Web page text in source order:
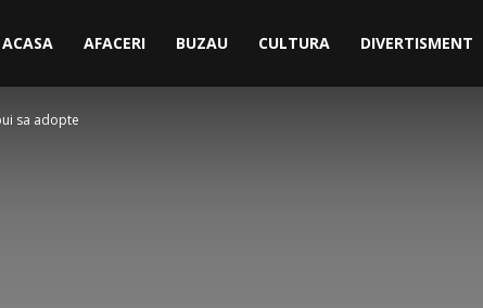
ACASA AFACERI BUZAU CULTURA DIVERTISMENT
sa adopte